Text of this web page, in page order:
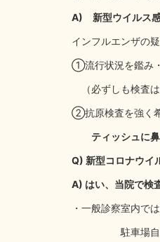
A) 新型ウイルス感
インフルエンザの
①流行状況を鑑み・
（必ずしも検査は
②抗原検査を強く
ティッシュに鼻
Q) 新型コロナウイ
A) はい、当院で検
・一般診察室内で
駐車場自家用車